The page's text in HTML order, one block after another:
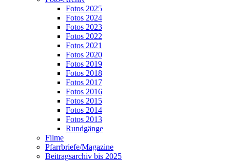
Fotos 2025
Fotos 2024
Fotos 2023
Fotos 2022
Fotos 2021
Fotos 2020
Fotos 2019
Fotos 2018
Fotos 2017
Fotos 2016
Fotos 2015
Fotos 2014
Fotos 2013
Rundgänge
Filme
Pfarrbriefe/Magazine
Beitragsarchiv bis 2025